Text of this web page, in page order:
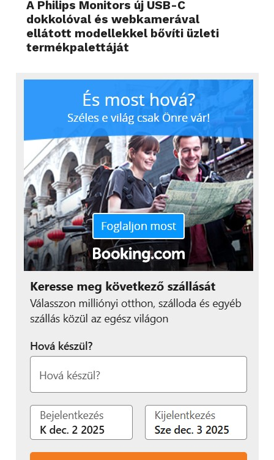
A Philips Monitors új USB-C
dokkolóval és webkamerával
ellátott modellekkel bővíti üzleti
termékpalettáját